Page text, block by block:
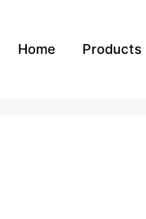
Home Products